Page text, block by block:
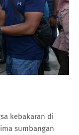
kebakaran di
sumbangan